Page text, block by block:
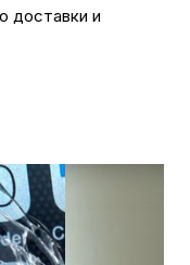
доставки и